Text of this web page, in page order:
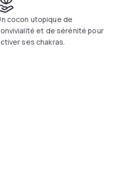
cocon utopique de
et de sérénité pour
ses chakras.